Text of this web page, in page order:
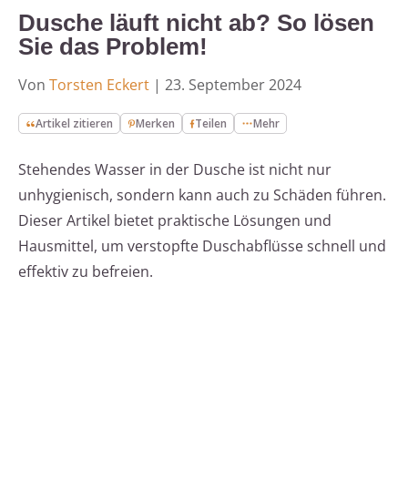
Dusche läuft nicht ab? So lösen
Sie das Problem!
Von Torsten Eckert | 23. September 2024
Artikel zitieren Merken Teilen Mehr
Stehendes Wasser in der Dusche ist nicht nur
unhygienisch, sondern kann auch zu Schäden führen.
Dieser Artikel bietet praktische Lösungen und
Hausmittel, um verstopfte Duschabflüsse schnell und
effektiv zu befreien.